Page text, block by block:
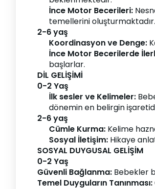
İnce Motor Becerileri:
temellerini oluşturmaktadır.
2-6 yaş
Koordinasyon ve Denge:
İnce Motor Becerilerde
başlarlar.
DİL GELİŞİMİ
0-2 Yaş
İlk sesler ve Kelimeler:
dönemin en belirgin
2-6 yaş
Cümle Kurma: Kelime
Sosyal İletişim: Hikaye
SOSYAL DUYGUSAL GELİŞİM
0-2 Yaş
Güvenli Bağlanma: Bebekler
Temel Duyguların Tanınması: